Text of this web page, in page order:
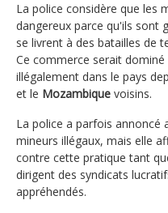
La police considère que les
dangereux parce qu'ils sont
se livrent à des batailles de
Ce commerce serait
illégalement dans le pays
et le Mozambique voisins.
La police a parfois annoncé
mineurs illégaux, mais elle
contre cette pratique tant
dirigent des syndicats
appréhendés.